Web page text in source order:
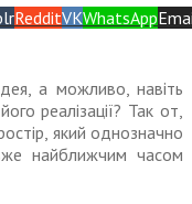
RedditVKWhatsApp
а можливо, навіть
реалізації? Так от,
який однозначно
найближчим часом